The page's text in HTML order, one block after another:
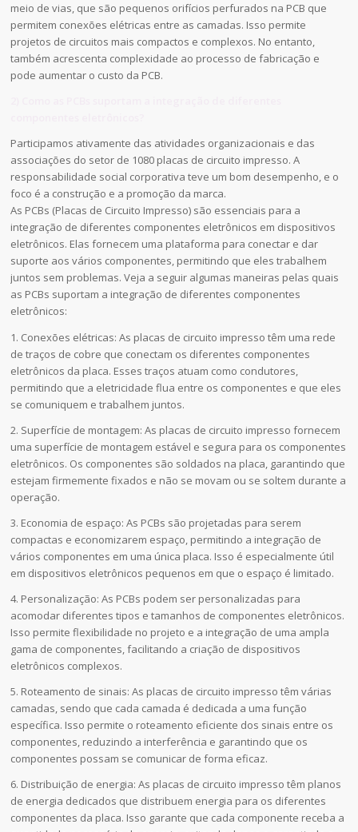
meio de vias, que são pequenos orifícios perfurados na PCB que
permitem conexões elétricas entre as camadas. Isso permite
projetos de circuitos mais compactos e complexos. No entanto,
também acrescenta complexidade ao processo de fabricação e
pode aumentar o custo da PCB.
Participamos ativamente das atividades organizacionais e das
associações do setor de 1080 placas de circuito impresso. A
responsabilidade social corporativa teve um bom desempenho, e o
foco é a construção e a promoção da marca.
As PCBs (Placas de Circuito Impresso) são essenciais para a
integração de diferentes componentes eletrônicos em dispositivos
eletrônicos. Elas fornecem uma plataforma para conectar e dar
suporte aos vários componentes, permitindo que eles trabalhem
juntos sem problemas. Veja a seguir algumas maneiras pelas quais
as PCBs suportam a integração de diferentes componentes
eletrônicos:
1. Conexões elétricas: As placas de circuito impresso têm uma rede
de traços de cobre que conectam os diferentes componentes
eletrônicos da placa. Esses traços atuam como condutores,
permitindo que a eletricidade flua entre os componentes e que eles
se comuniquem e trabalhem juntos.
2. Superfície de montagem: As placas de circuito impresso fornecem
uma superfície de montagem estável e segura para os componentes
eletrônicos. Os componentes são soldados na placa, garantindo que
estejam firmemente fixados e não se movam ou se soltem durante a
operação.
3. Economia de espaço: As PCBs são projetadas para serem
compactas e economizarem espaço, permitindo a integração de
vários componentes em uma única placa. Isso é especialmente útil
em dispositivos eletrônicos pequenos em que o espaço é limitado.
4. Personalização: As PCBs podem ser personalizadas para
acomodar diferentes tipos e tamanhos de componentes eletrônicos.
Isso permite flexibilidade no projeto e a integração de uma ampla
gama de componentes, facilitando a criação de dispositivos
eletrônicos complexos.
5. Roteamento de sinais: As placas de circuito impresso têm várias
camadas, sendo que cada camada é dedicada a uma função
específica. Isso permite o roteamento eficiente dos sinais entre os
componentes, reduzindo a interferência e garantindo que os
componentes possam se comunicar de forma eficaz.
6. Distribuição de energia: As placas de circuito impresso têm planos
de energia dedicados que distribuem energia para os diferentes
componentes da placa. Isso garante que cada componente receba a